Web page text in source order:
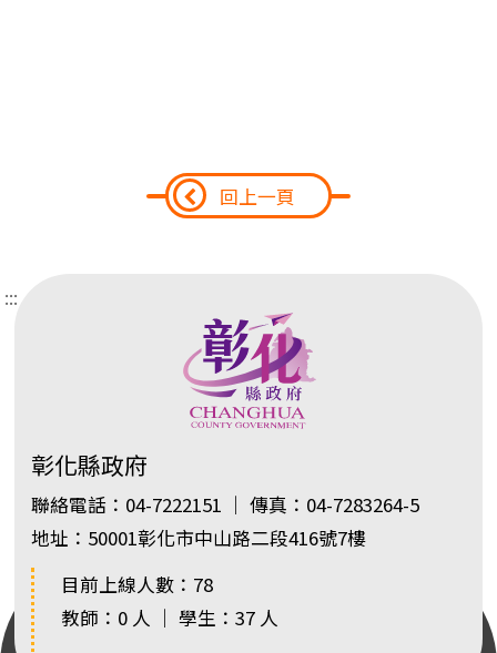
回上一頁
:::
彰化縣政府
聯絡電話：04-7222151 ｜ 傳真：04-7283264-5
地址：50001彰化市中山路二段416號7樓
目前上線人數：78
教師：0 人 ｜ 學生：37 人